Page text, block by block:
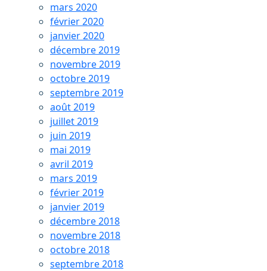
mars 2020
février 2020
janvier 2020
décembre 2019
novembre 2019
octobre 2019
septembre 2019
août 2019
juillet 2019
juin 2019
mai 2019
avril 2019
mars 2019
février 2019
janvier 2019
décembre 2018
novembre 2018
octobre 2018
septembre 2018